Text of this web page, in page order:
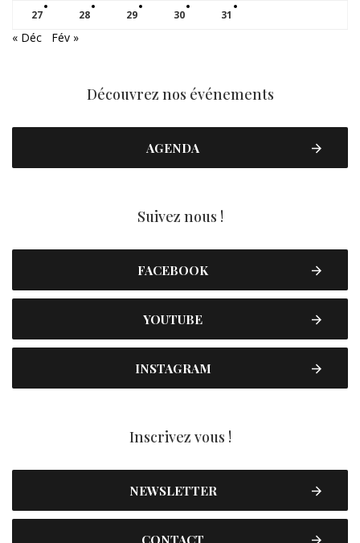
27 28 29 30 31
« Déc Fév »
Découvrez nos événements
AGENDA
Suivez nous !
FACEBOOK
YOUTUBE
INSTAGRAM
Inscrivez vous !
NEWSLETTER
CONTACT